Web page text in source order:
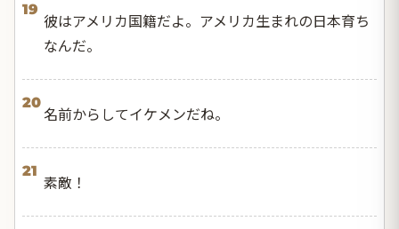
19
彼はアメリカ国籍だよ。アメリカ生まれの日本育ち
なんだ。
20
名前からしてイケメンだね。
21
素敵！